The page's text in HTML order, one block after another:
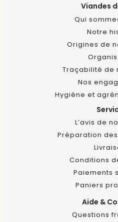
Viandes
Qui
Notre
Origines de
Traçabilité de
Nos
Hygiène et
L’avis de
Préparation
Conditions
Paiements
Paniers
Aide &
Questions